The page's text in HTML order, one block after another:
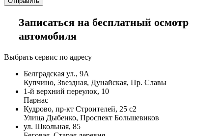
Записаться на бесплатный осмотр
автомобиля
Выбрать сервис по адресу
Белградская ул., 9А
Купчино, Звездная, Дунайская, Пр. Славы
1-й верхний переулок, 10
Парнас
Кудрово, пр-кт Строителей, 25 с2
Улица Дыбенко, Проспект Большевиков
ул. Школьная, 85